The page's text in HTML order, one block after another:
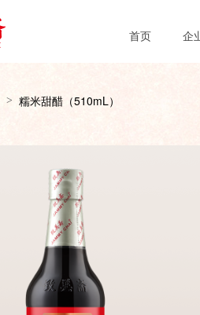
首页 企
> 糯米甜醋（510mL）